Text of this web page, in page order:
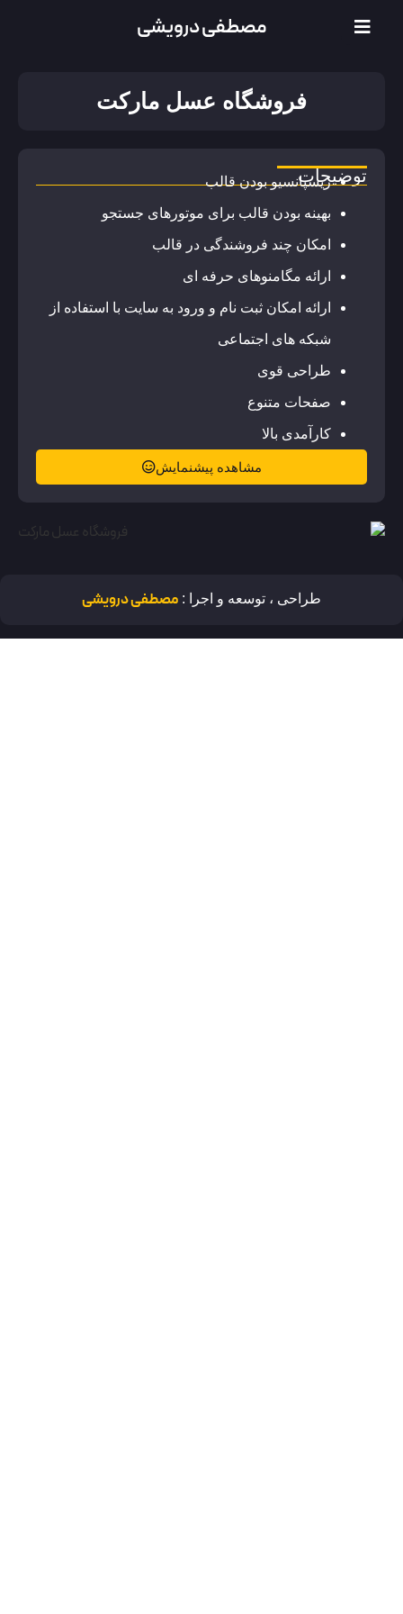
مصطفی درویشی
فروشگاه عسل مارکت
توضیحاتریسپانسیو بودن قالب
بهینه بودن قالب برای موتورهای جستجو
امکان چند فروشندگی در قالب
ارائه مگامنوهای حرفه ای
ارائه امکان ثبت نام و ورود به سایت با استفاده از
شبکه های اجتماعی
طراحی قوی
صفحات متنوع
کارآمدی بالا
مشاهده پیشنمایش
طراحی ، توسعه و اجرا : مصطفی درویشی